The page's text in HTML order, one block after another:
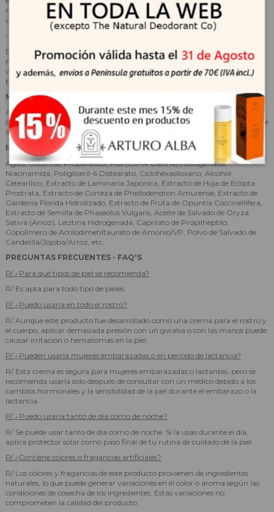
mayores beneficios para el cuidado de la barrera cutánea, resultando en
una piel más saludable y vibrante.
-
Desde la antigüedad, el aceite de salvado de arroz se ha utilizado para
masajes faciales y tratamientos capilares. Rico en nutrientes como las
vitaminas A, B1, B6, hierro y minerales, hidrata profundamente la piel y
promueve una tez luminosa.
MODO DE EMPLEO
Aplica una cantidad adecuada por todo el cuerpo, incluido el rostro. Para
obtener mejores resultados, masajea con las manos o un gwalsa después de
aplicar generosamente la crema.
INCI
Agua, Glicerina, Propanediol, Poli (C6-14 Olefina) Hidrogenada,
Niacinamida, Poligliceril-6 Distearato, Ciclohexasiloxano, Alcohol
Cetearílico, Extracto de Laminaria Japonica, Extracto de Hoja de Eclipta
Prostrata, Extracto de Corteza de Phellodendron Amurense, Extracto de
Gardenia Florida Hidrolizado, Extracto de Fruta de Opuntia Coccinellifera,
Extracto de Semilla de Phaseolus Vulgaris, Aceite de Salvado de Oryza
Sativa (Arroz), Lecitina Hidrogenada, Caprilato de Propilheptilo,
Copolímero de Acrilodimetiltaurato de Amonio/VP, Polvo de Salvado de
Candelilla/Jojoba/Arroz, etc.
PREGUNTAS FRECUENTES - FAQ'S
P/ ¿Para qué tipos de piel se recomienda?
R/ Es apta para todo tipo de pieles.
P/ ¿Puedo usarla en todo el rostro?
R/ Aunque este producto fue desarrollado como una crema para el rostro y
el cuerpo, aplicar demasiada presión con un gwalsa o con las manos puede
causar irritación o hematomas en la piel.
P/ ¿Pueden usarla mujeres embarazadas o en período de lactancia?
R/ Esta crema es segura para mujeres embarazadas o lactantes, pero se
recomienda usarla solo después de consultar con un médico debido a los
cambios hormonales y la sensibilidad de la piel durante el embarazo o la
lactancia.
P/ ¿Puedo usarla tanto de día como de noche?
R/ Se puede usar tanto de día como de noche. Si la usas durante el día,
aplica protector solar como paso final de tu rutina de cuidado de la piel.
P/ ¿Contiene colores o fragancias artificiales?
R/ Los colores y fragancias de este producto provienen de ingredientes
naturales, lo que puede generar variaciones en el color o aroma según las
condiciones de cosecha de los ingredientes. Estas variaciones no
comprometen la calidad del producto.